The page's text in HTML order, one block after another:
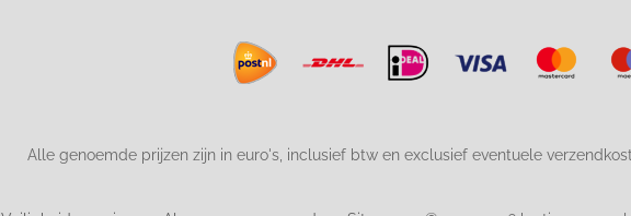
Alle genoemde prijzen zijn in euro's, inclusief btw en exclusief eventuele